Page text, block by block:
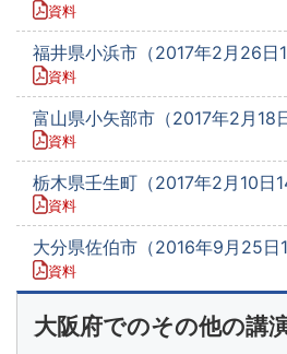
資料
福井県小浜市（2017年2月26日
資料
富山県小矢部市（2017年2月18
資料
栃木県壬生町（2017年2月10日
資料
大分県佐伯市（2016年9月25日
資料
大阪府でのその他の講